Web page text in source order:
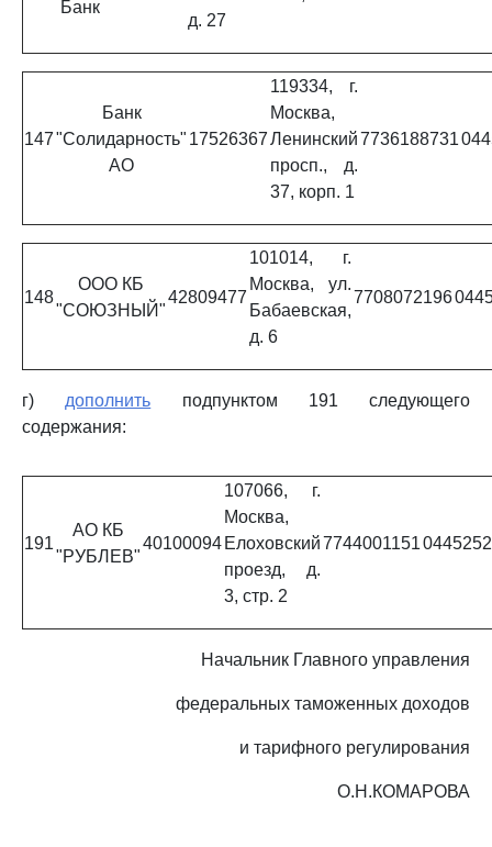
Банк
д. 27
147
Банк
"Солидарность"
АО
17526367
119334, г.
Москва,
Ленинский
просп., д.
37, корп. 1
7736188731
148
ООО КБ
"СОЮЗНЫЙ"
42809477
101014, г.
Москва, ул.
Бабаевская,
д. 6
7708072196
г) дополнить подпунктом 191 следующего
содержания:
191
АО КБ
"РУБЛЕВ"
40100094
107066, г.
Москва,
Елоховский
проезд, д.
3, стр. 2
7744001151
Начальник Главного управления
федеральных таможенных доходов
и тарифного регулирования
О.Н.КОМАРОВА